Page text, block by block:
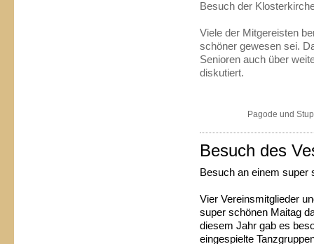
Besuch der
Viele der Mitgereisten
schöner gewesen sei.
Senioren auch über
diskutiert.
Pagode und
Besuch des
Besuch an einem
Vier Vereinsmitglieder
super schönen Maitag
diesem Jahr gab es
eingespielte